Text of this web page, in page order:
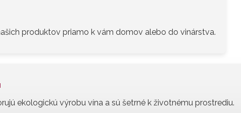
produktov priamo k vám domov alebo do vinárstva.
ekologickú výrobu vína a sú šetrné k životnému prostrediu.